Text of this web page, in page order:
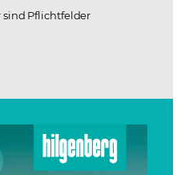
Pflichtfelder